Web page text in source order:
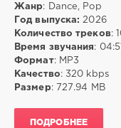
5
Dance
Жанр: Dance, Pop
Год выпуска: 2026
Количество треков:
Время звучания:
Формат: MP3
Качество: 320 kbps
Размер: 727.94 MB
ПОДРОБНЕЕ